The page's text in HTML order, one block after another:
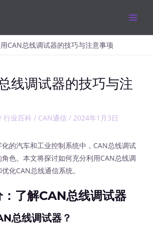
CAN总线调试器的技巧与注意事项
线调试器的技巧与注
行业百科 / CAN通信 /2024年1月3日
汽车和工业控制系统中，CAN总线调试
色。本文将探讨如何充分利用CAN总线调
化CAN总线通信系统。
了解CAN总线调试器
线调试器？